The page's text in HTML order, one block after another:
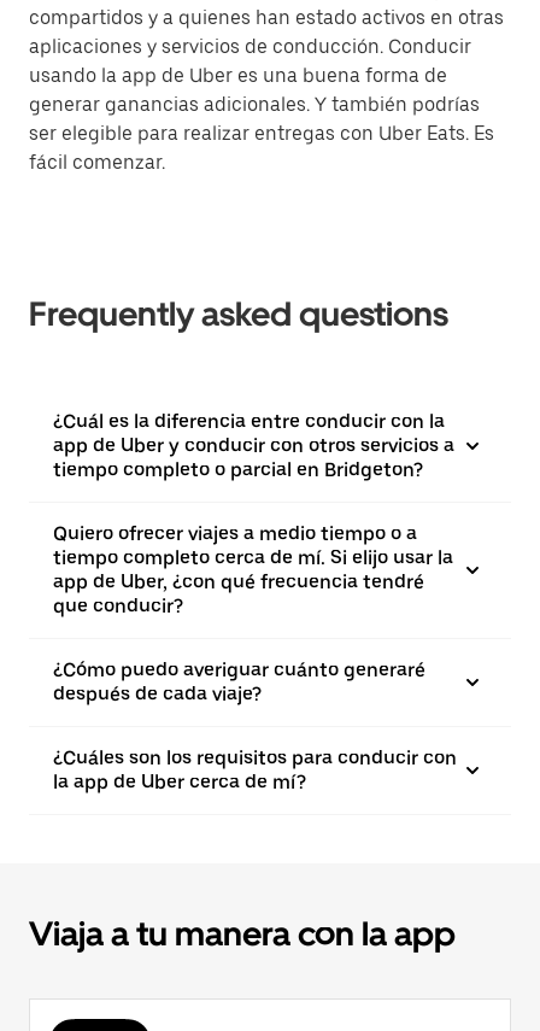
compartidos y a quienes han estado activos en otras
aplicaciones y servicios de conducción. Conducir
usando la app de Uber es una buena forma de
generar ganancias adicionales. Y también podrías
ser elegible para realizar entregas con Uber Eats. Es
fácil comenzar.
Frequently asked questions
¿Cuál es la diferencia entre conducir con la
app de Uber y conducir con otros servicios a
tiempo completo o parcial en Bridgeton?
Quiero ofrecer viajes a medio tiempo o a
tiempo completo cerca de mí. Si elijo usar la
app de Uber, ¿con qué frecuencia tendré
que conducir?
¿Cómo puedo averiguar cuánto generaré
después de cada viaje?
¿Cuáles son los requisitos para conducir con
la app de Uber cerca de mí?
Viaja a tu manera con la app